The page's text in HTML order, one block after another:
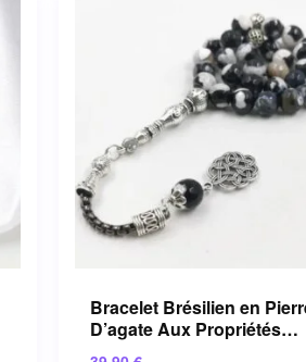
Bracelet Brésilien en
D’agate Aux Propriétés